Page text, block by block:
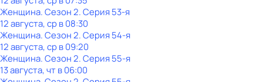
Женщина. Сезон 2. Серия 53-я
12 августа, ср в 08:30
Женщина. Сезон 2. Серия 54-я
12 августа, ср в 09:20
Женщина. Сезон 2. Серия 55-я
13 августа, чт в 06:00